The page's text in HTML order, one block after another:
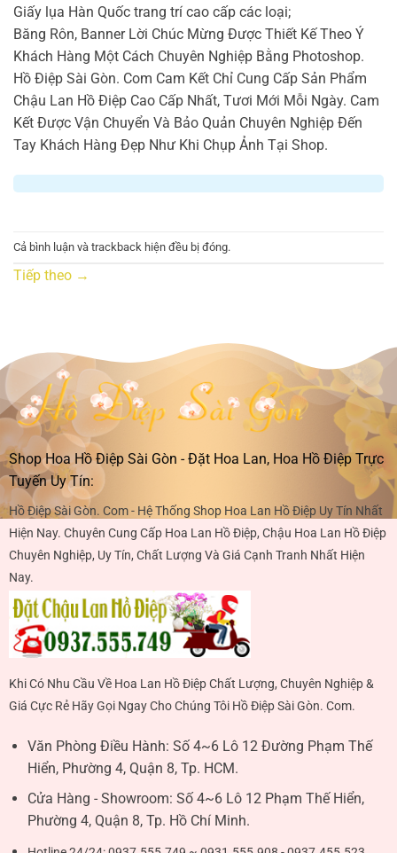
Giấy lụa Hàn Quốc trang trí cao cấp các loại;
Băng Rôn, Banner Lời Chúc Mừng Được Thiết Kế Theo Ý
Khách Hàng Một Cách Chuyên Nghiệp Bằng Photoshop.
Hồ Điệp Sài Gòn. Com Cam Kết Chỉ Cung Cấp Sản Phẩm
Chậu Lan Hồ Điệp Cao Cấp Nhất, Tươi Mới Mỗi Ngày. Cam
Kết Được Vận Chuyển Và Bảo Quản Chuyên Nghiệp Đến
Tay Khách Hàng Đẹp Như Khi Chụp Ảnh Tại Shop.
Cả bình luận và trackback hiện đều bị đóng.
Tiếp theo →
Shop Hoa Hồ Điệp Sài Gòn - Đặt Hoa Lan, Hoa Hồ Điệp Trực
Tuyến Uy Tín:
Hồ Điệp Sài Gòn. Com - Hệ Thống Shop Hoa Lan Hồ Điệp Uy Tín Nhất
Hiện Nay. Chuyên Cung Cấp Hoa Lan Hồ Điệp, Chậu Hoa Lan Hồ Điệp
Chuyên Nghiệp, Uy Tín, Chất Lượng Và Giá Cạnh Tranh Nhất Hiện
Nay.
Khi Có Nhu Cầu Về Hoa Lan Hồ Điệp Chất Lượng, Chuyên Nghiệp &
Giá Cực Rẻ Hãy Gọi Ngay Cho Chúng Tôi Hồ Điệp Sài Gòn. Com.
Văn Phòng Điều Hành: Số 4~6 Lô 12 Đường Phạm Thế
Hiển, Phường 4, Quận 8, Tp. HCM.
Cửa Hàng - Showroom: Số 4~6 Lô 12 Phạm Thế Hiển,
Phường 4, Quận 8, Tp. Hồ Chí Minh.